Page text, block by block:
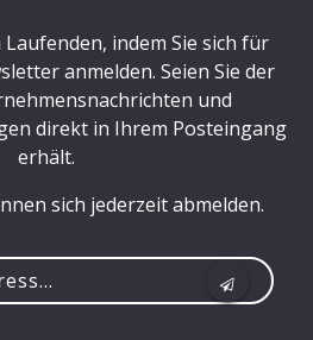
indem Sie sich für
anmelden. Seien Sie der
und
direkt in Ihrem Posteingang
erhält.
sich jederzeit abmelden.